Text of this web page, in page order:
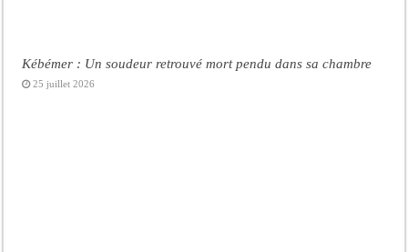
Kébémer : Un soudeur retrouvé mort pendu dans sa chambre
25 juillet 2026